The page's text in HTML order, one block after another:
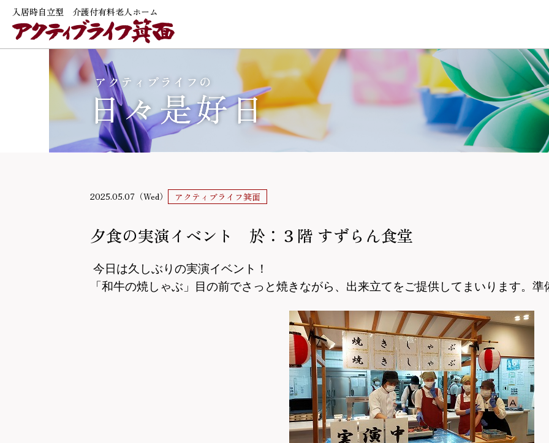
入居時自立型 介護付有料老人ホーム
2025.05.07（Wed） アクティブライフ箕面
夕食の実演イベント 於：３階 すずらん食堂
今日は久しぶりの実演イベント！
「和牛の焼しゃぶ」
目の前でさっと焼きながら、出来立てをご提供してまいります。 準